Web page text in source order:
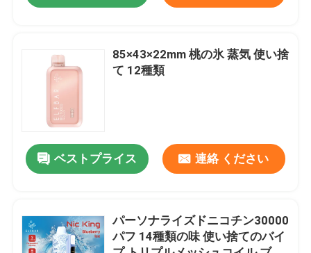
品質管理
お問い合わせ
見積依頼
ELFBAR 蒸気
85×43×22mm 桃の氷 蒸気 使い捨
て 12種類
ベストプライス 連絡 ください
パーソナライズドニコチン30000
パフ 14種類の味 使い捨てのバイ